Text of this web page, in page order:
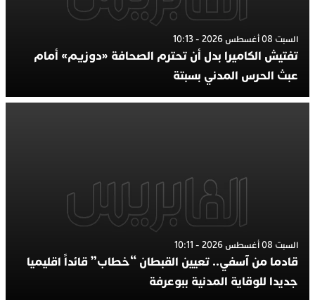
السبت 08 أغسطس 2026 - 10:13
تفتيش الكاميرا بدل أن تحترم الصحافة «دوزيم» أمام
عبث الحرس المدني بسبتة
السبت 08 أغسطس 2026 - 10:11
قادما من آسفي.. تعيين القبطان “خطاب” قائداً اقليميا
جديدا للوقاية المدنية ببوعرفة